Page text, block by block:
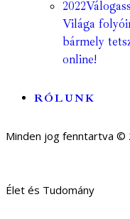
2022
Világa
bármely
online!
RÓLUNK
Minden jog fenntartva ©
Élet és Tudomány